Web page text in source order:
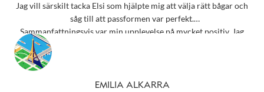
Jag vill särskilt tacka Elsi som hjälpte mig att välja rätt bågar och
såg till att passformen var perfekt.
Sammanfattningsvis var min upplevelse på mycket positiv. Jag
rekommenderar starkt detta ställe till alla som behöver
EMILIA ALKARRA